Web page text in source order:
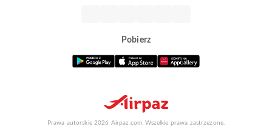
Pobierz
Prawa autorskie 2026 Airpaz.com. Wszelkie prawa zastrzeżone.